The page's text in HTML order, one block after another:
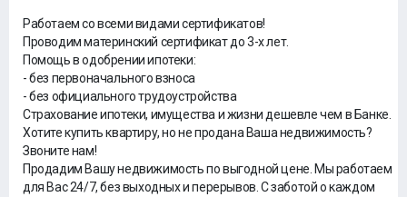
Работаем со всеми видами сертификатов!
Проводим материнский сертификат до 3-х лет.
Помощь в одобрении ипотеки:
- без первоначального взноса
- без официального трудоустройства
Страхование ипотеки, имущества и жизни дешевле чем в Банке.
Хотите купить квартиру, но не продана Ваша недвижимость?
Звоните нам!
Продадим Вашу недвижимость по выгодной цене. Мы работаем
для Вас 24/7, без выходных и перерывов. С заботой о каждом